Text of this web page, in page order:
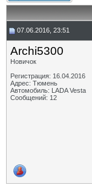
07.06.2016, 23:51
Archi5300
Новичок
Регистрация: 16.04.2016
Адрес: Тюмень
Автомобиль: LADA Vesta
Сообщений: 12